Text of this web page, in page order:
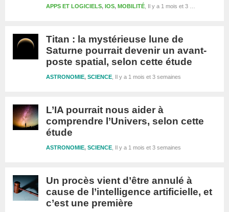
Il y a 1 mois et 3 semaines
APPS ET LOGICIELS, IOS, MOBILITÉ
Titan : la mystérieuse lune de
Saturne pourrait devenir un avant-
poste spatial, selon cette étude
Il y a 1 mois et 3 semaines
ASTRONOMIE, SCIENCE
L’IA pourrait nous aider à
comprendre l’Univers, selon cette
étude
Il y a 1 mois et 3 semaines
ASTRONOMIE, SCIENCE
Un procès vient d’être annulé à
cause de l’intelligence artificielle, et
c’est une première